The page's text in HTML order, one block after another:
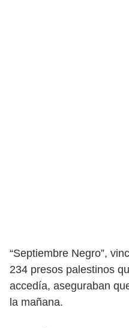
“Septiembre Negro”,
234 presos palestinos
accedía, aseguraban
la mañana.